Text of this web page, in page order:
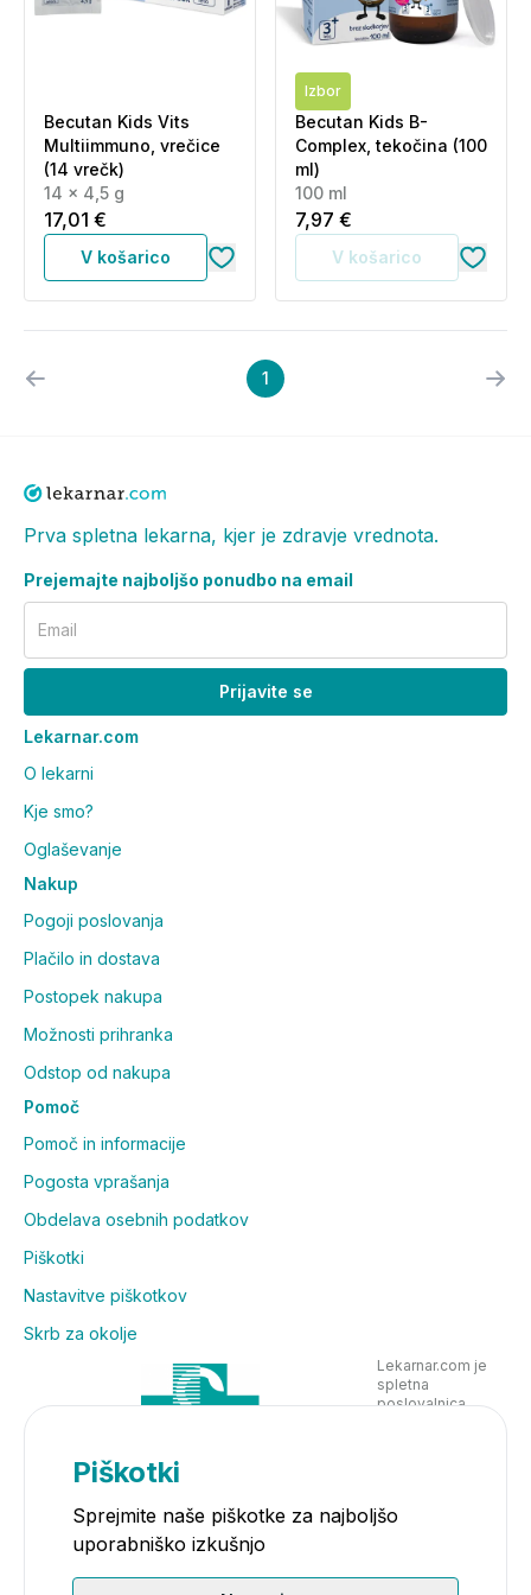
Becutan Kids Vits
Multiimmuno, vrečice
(14 vrečk)
14 x 4,5 g
17,01 €
V košarico
Izbor
Becutan Kids B-
Complex, tekočina (100
ml)
100 ml
7,97 €
V košarico
1
Prva spletna lekarna, kjer je zdravje vrednota.
Prejemajte najboljšo ponudbo na email
Email
Prijavite se
Lekarnar.com
O lekarni
Kje smo?
Oglaševanje
Nakup
Pogoji poslovanja
Plačilo in dostava
Postopek nakupa
Možnosti prihranka
Odstop od nakupa
Pomoč
Pomoč in informacije
Pogosta vprašanja
Obdelava osebnih podatkov
Piškotki
Nastavitve piškotkov
Skrb za okolje
Lekarnar.com je
spletna
poslovalnica
Piškotki
Sprejmite naše piškotke za najboljšo
uporabniško izkušnjo